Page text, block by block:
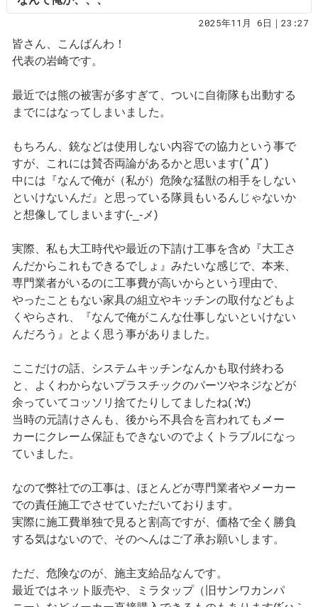
2025年11月 6日｜23:27
皆さん、こんばんわ！
代表の岩崎です。
最近では熊の被害が多すぎて、ついに自衛隊も出動する
までにはなってしまいました。
もちろん、銃などは使用しない内容での協力という事で
すが、これには賛否両論があるかと思います( ﾟДﾟ)
中には『なんで俺が（私が）危険な猛獣の相手をしない
といけないんだ』と思っている隊員もいるんじゃないか
と想像してしまいます(-_-メ)
実際、私も大工時代や最近の下請け工事を含め『大工さ
んだからこれもできるでしょ』みたいな感じで、本来、
専門業者がいるのに工事費が高いからという理由で、
やったこともない家具の組立やキッチンの取付などもよ
くやらされ、『なんで俺がこんな仕事しないといけない
んだろう』とよく思う事がありました。
ここだけの話、システムキッチンなんかも取付終わる
と、よくわからないプラスチックのパーツやネジなどが
余っていてコッソリ捨てたりしてましたね( ;∀;)
当時の元請けさんも、後から不具合を言われてもメー
カーにクレーム保証もできないのでよくトラブルになっ
ていました。
なので弊社での工事は、ほとんどが専門業者やメーカー
での責任施工でさせていただいております。
実際に施工費単独で見ると割高ですが、価格で全く勝負
する気はないので、そのへんはご了承お願いします。
ただ、危険なのが、施主支給品なんです。
最近ではネット販売や、ミラタップ（旧サンワカンパ